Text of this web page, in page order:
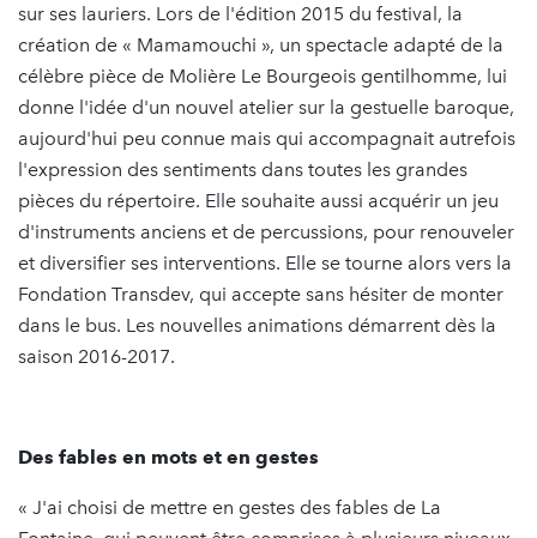
sur ses lauriers. Lors de l'édition 2015 du festival, la
création de « Mamamouchi », un spectacle adapté de la
célèbre pièce de Molière Le Bourgeois gentilhomme, lui
donne l'idée d'un nouvel atelier sur la gestuelle baroque,
aujourd'hui peu connue mais qui accompagnait autrefois
l'expression des sentiments dans toutes les grandes
pièces du répertoire. Elle souhaite aussi acquérir un jeu
d'instruments anciens et de percussions, pour renouveler
et diversifier ses interventions. Elle se tourne alors vers la
Fondation Transdev, qui accepte sans hésiter de monter
dans le bus. Les nouvelles animations démarrent dès la
saison 2016-2017.
Des fables en mots et en gestes
« J'ai choisi de mettre en gestes des fables de La